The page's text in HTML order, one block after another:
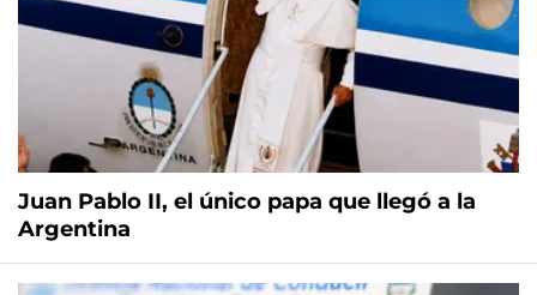
Juan Pablo II, el único papa que llegó a la
Argentina